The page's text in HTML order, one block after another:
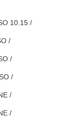
/
/
/
/
/
/